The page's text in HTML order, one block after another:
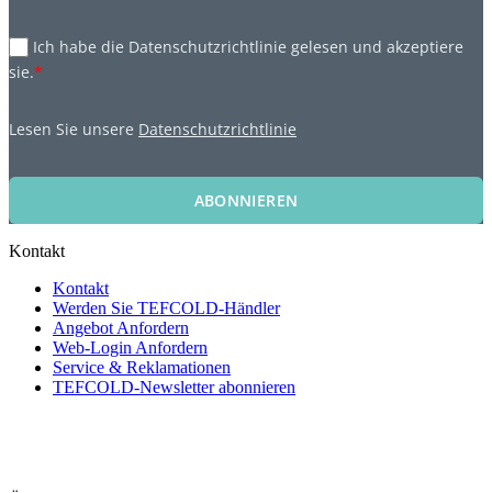
Ich habe die Datenschutzrichtlinie gelesen und akzeptiere
sie.*
Lesen Sie unsere Datenschutzrichtlinie
ABONNIEREN
Kontakt
Kontakt
Werden Sie TEFCOLD-Händler
Angebot Anfordern
Web-Login Anfordern
Service & Reklamationen
TEFCOLD-Newsletter abonnieren